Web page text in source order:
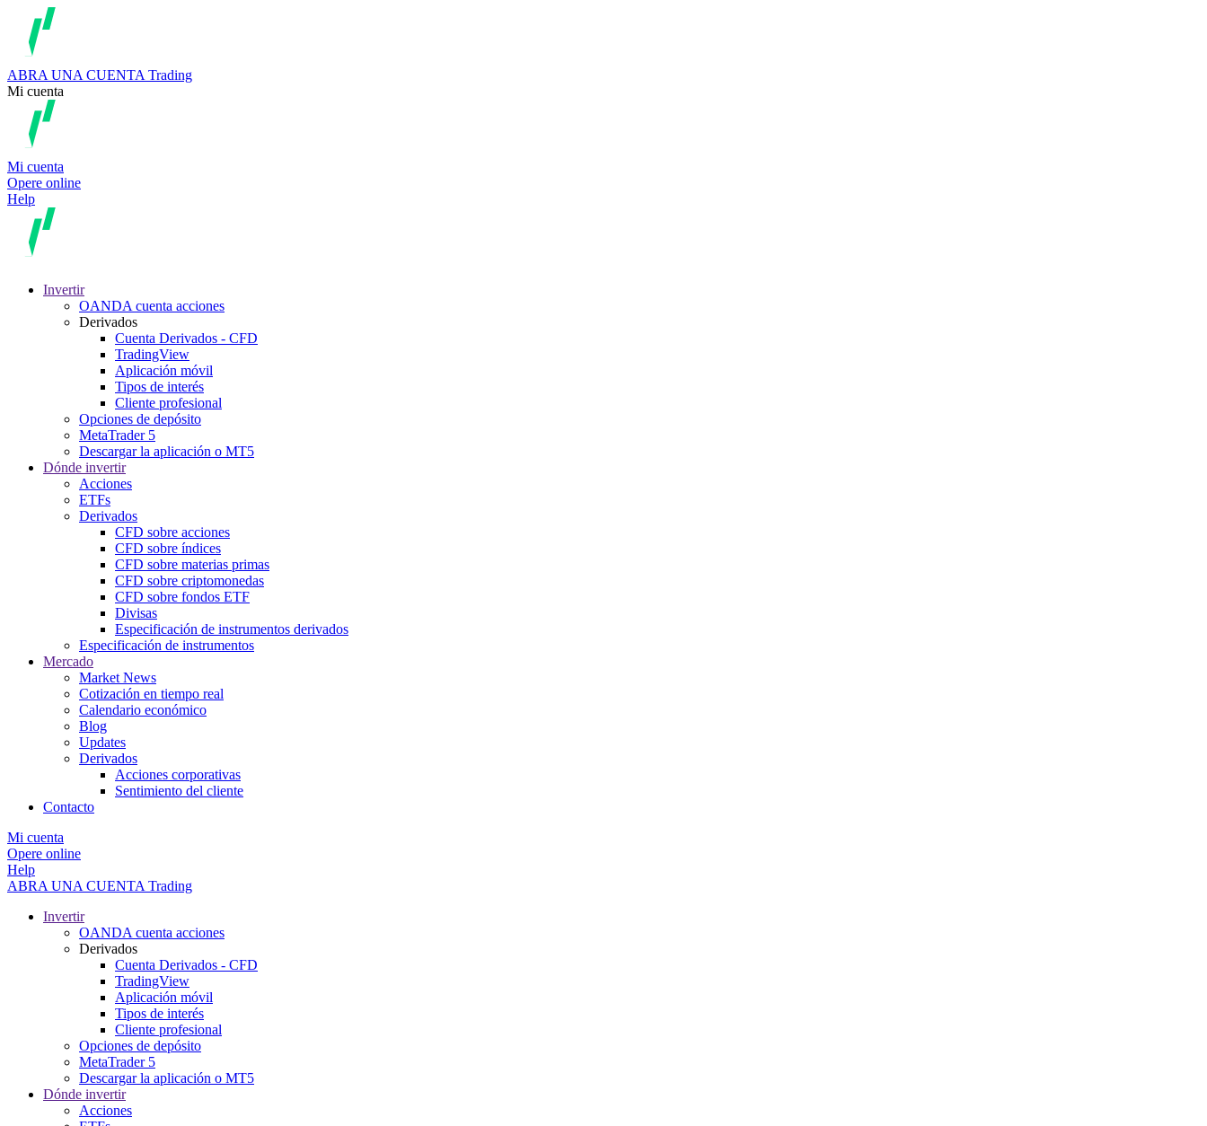
ABRA UNA CUENTA Trading
Mi cuenta
Mi cuenta
Opere online
Help
Invertir
OANDA cuenta acciones
Derivados
Cuenta Derivados - CFD
TradingView
Aplicación móvil
Tipos de interés
Cliente profesional
Opciones de depósito
MetaTrader 5
Descargar la aplicación o MT5
Dónde invertir
Acciones
ETFs
Derivados
CFD sobre acciones
CFD sobre índices
CFD sobre materias primas
CFD sobre criptomonedas
CFD sobre fondos ETF
Divisas
Especificación de instrumentos derivados
Especificación de instrumentos
Mercado
Market News
Cotización en tiempo real
Calendario económico
Blog
Updates
Derivados
Acciones corporativas
Sentimiento del cliente
Contacto
Mi cuenta
Opere online
Help
ABRA UNA CUENTA Trading
Invertir
OANDA cuenta acciones
Derivados
Cuenta Derivados - CFD
TradingView
Aplicación móvil
Tipos de interés
Cliente profesional
Opciones de depósito
MetaTrader 5
Descargar la aplicación o MT5
Dónde invertir
Acciones